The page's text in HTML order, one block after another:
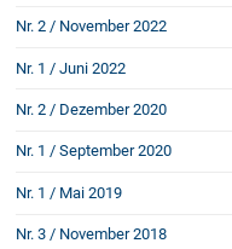
NOVUM
Fachliteratur
Nr. 2 / November 2022
Nr. 1 / Juni 2022
Nr. 2 / Dezember 2020
Nr. 1 / September 2020
Nr. 1 / Mai 2019
Nr. 3 / November 2018